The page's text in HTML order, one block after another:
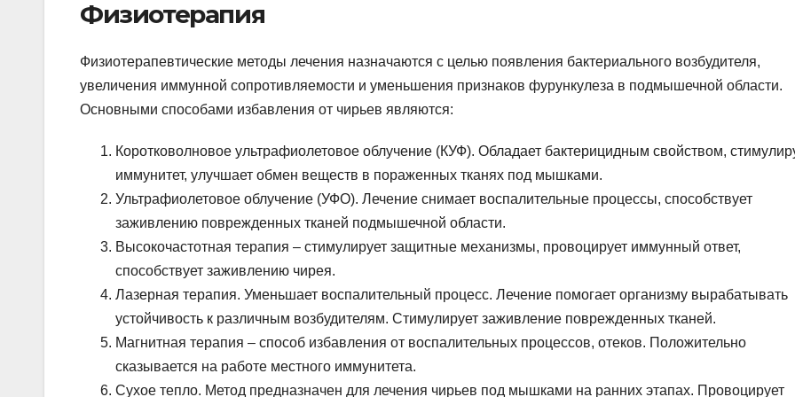
Физиотерапия
Физиотерапевтические методы лечения назначаются с целью появления бактериального возбудителя,
увеличения иммунной сопротивляемости и уменьшения признаков фурункулеза в подмышечной области.
Основными способами избавления от чирьев являются:
Коротковолновое ультрафиолетовое облучение (КУФ). Обладает бактерицидным свойством,
иммунитет, улучшает обмен веществ в пораженных тканях под мышками.
Ультрафиолетовое облучение (УФО). Лечение снимает воспалительные процессы, способствует
заживлению поврежденных тканей подмышечной области.
Высокочастотная терапия – стимулирует защитные механизмы, провоцирует иммунный ответ,
способствует заживлению чирея.
Лазерная терапия. Уменьшает воспалительный процесс. Лечение помогает организму вырабатывать
устойчивость к различным возбудителям. Стимулирует заживление поврежденных тканей.
Магнитная терапия – способ избавления от воспалительных процессов, отеков. Положительно
сказывается на работе местного иммунитета.
Сухое тепло. Метод предназначен для лечения чирьев под мышками на ранних этапах. Провоцирует